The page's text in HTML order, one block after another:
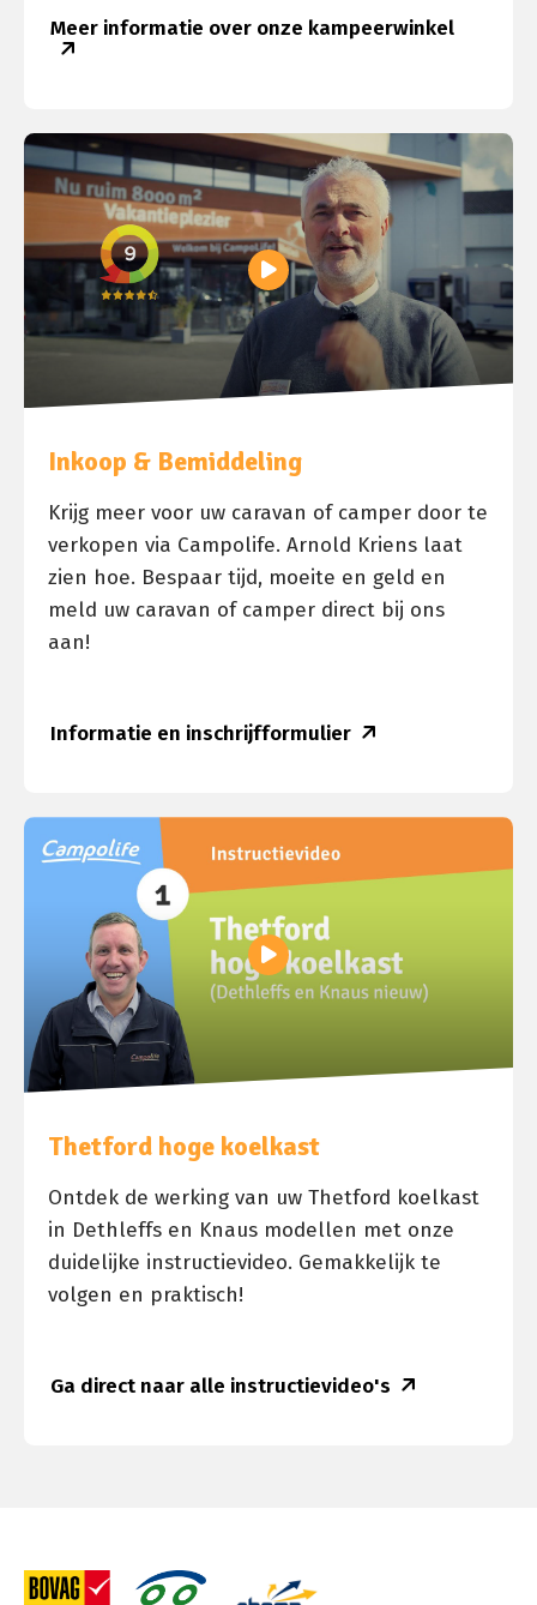
Meer informatie over onze kampeerwinkel
Inkoop & Bemiddeling
Krijg meer voor uw caravan of camper door te
verkopen via Campolife. Arnold Kriens laat
zien hoe. Bespaar tijd, moeite en geld en
meld uw caravan of camper direct bij ons
aan!
Informatie en inschrijfformulier
Thetford hoge koelkast
Ontdek de werking van uw Thetford koelkast
in Dethleffs en Knaus modellen met onze
duidelijke instructievideo. Gemakkelijk te
volgen en praktisch!
Ga direct naar alle instructievideo's